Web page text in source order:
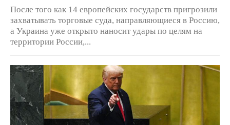
После того как 14 европейских государств пригрозили
захватывать торговые суда, направляющиеся в Россию,
а Украина уже открыто наносит удары по целям на
территории России,...